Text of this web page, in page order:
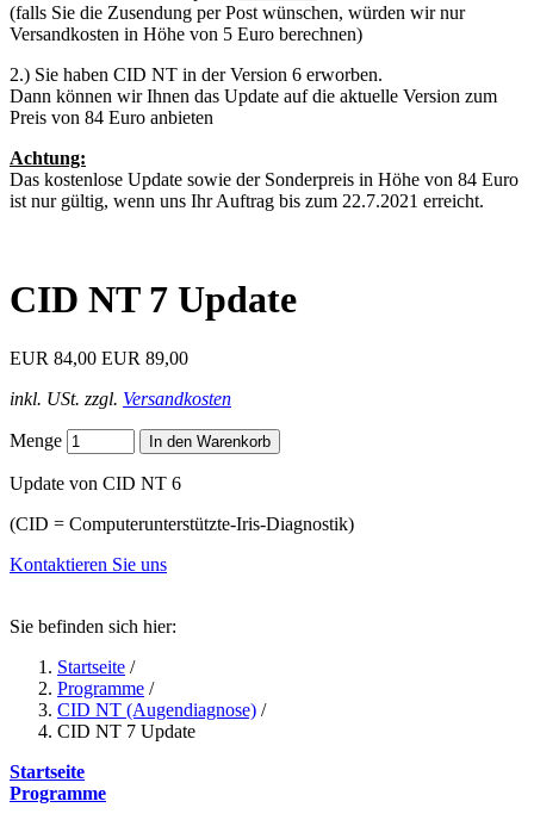
(falls Sie die Zusendung per Post wünschen, würden wir nur
Versandkosten in Höhe von 5 Euro berechnen)
2.) Sie haben CID NT in der Version 6 erworben.
Dann können wir Ihnen das Update auf die aktuelle Version zum
Preis von 84 Euro anbieten
Achtung:
Das kostenlose Update sowie der Sonderpreis in Höhe von 84 Euro
ist nur gültig, wenn uns Ihr Auftrag bis zum 22.7.2021 erreicht.
CID NT 7 Update
EUR 84,00 EUR 89,00
inkl. USt. zzgl. Versandkosten
Menge
Update von CID NT 6
(CID = Computerunterstützte-Iris-Diagnostik)
Kontaktieren Sie uns
Sie befinden sich hier:
Startseite /
Programme /
CID NT (Augendiagnose) /
CID NT 7 Update
Startseite
Programme